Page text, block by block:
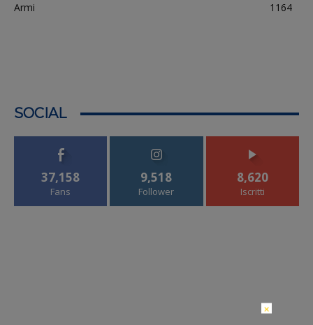
Armi
1164
SOCIAL
37,158
Fans
9,518
Follower
8,620
Iscritti
×